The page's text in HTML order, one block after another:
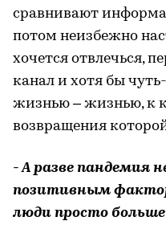
сравнивают
потом неизбежно
хочется отвлечься,
канал и хотя бы
жизнью – жизнью, к
возвращения
- А разве пандемия
позитивным
люди просто